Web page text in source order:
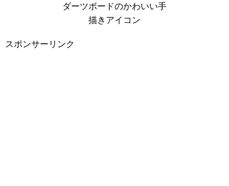
ダーツボードのかわいい手
描きアイコン
スポンサーリンク